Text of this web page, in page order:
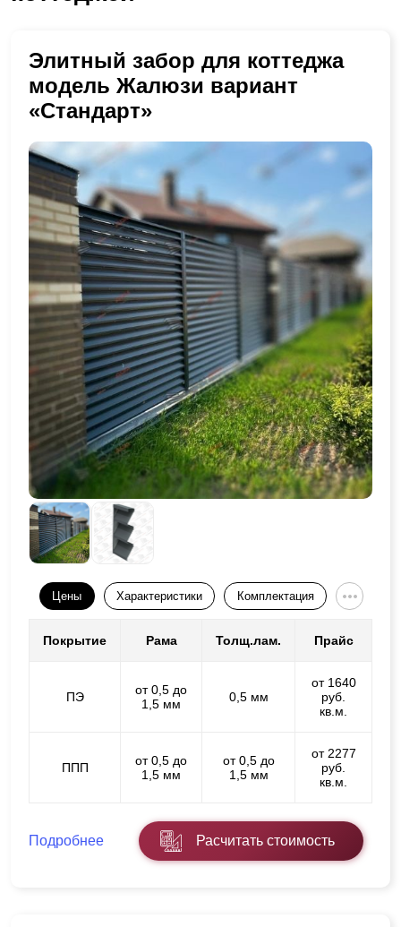
Элитный забор для коттеджа
модель Жалюзи вариант
«Стандарт»
Цены Характеристики Комплектация
Покрытие Рама Толщ.лам. Прайс
ПЭ
от 0,5 до
1,5 мм
0,5 мм
от 1640
руб.
кв.м.
ППП
от 0,5 до
1,5 мм
от 0,5 до
1,5 мм
от 2277
руб.
кв.м.
Подробнее Расчитать стоимость